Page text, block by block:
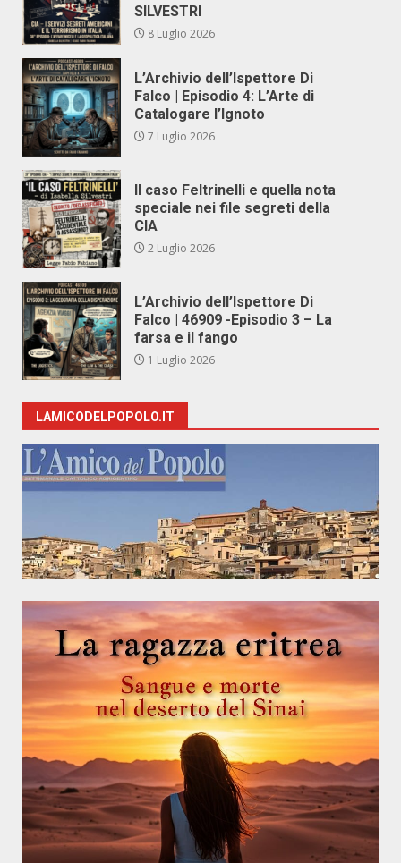
SILVESTRI
8 Luglio 2026
L’Archivio dell’Ispettore Di
Falco | Episodio 4: L’Arte di
Catalogare l’Ignoto
7 Luglio 2026
Il caso Feltrinelli e quella nota
speciale nei file segreti della
CIA
2 Luglio 2026
L’Archivio dell’Ispettore Di
Falco | 46909 -Episodio 3 – La
farsa e il fango
1 Luglio 2026
LAMICODELPOPOLO.IT